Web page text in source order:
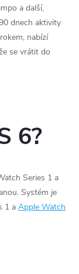
a další,
dnech aktivity
nabízí
se vrátit do
6?
Series 1 a
Systém je
1 a Apple Watch